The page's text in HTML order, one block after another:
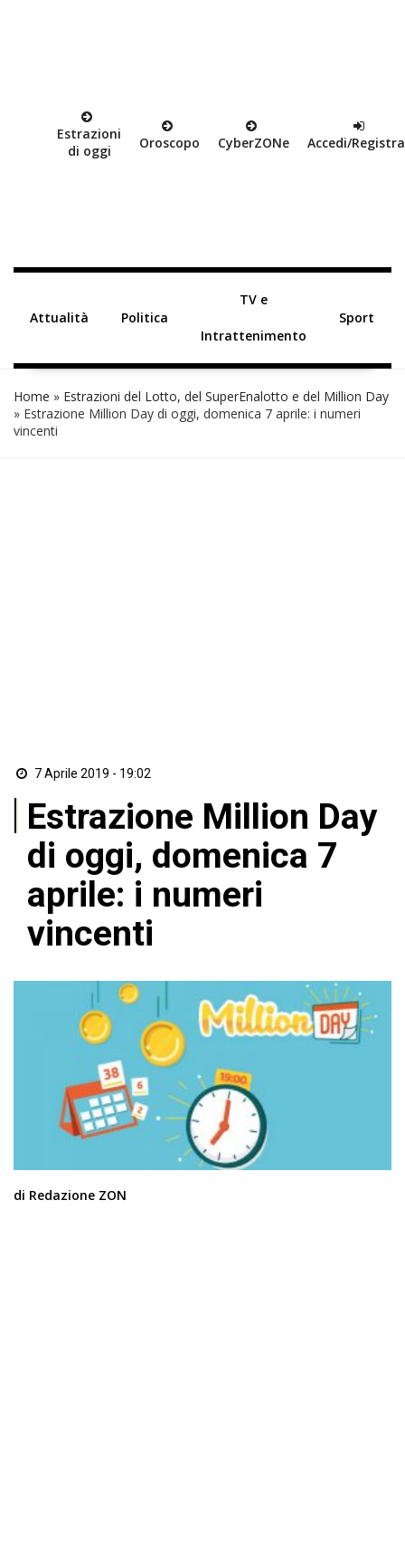
Estrazioni
di oggi
Oroscopo CyberZONe Accedi/
Attualità Politica
TV e
Intrattenimento
Sport
Home » Estrazioni del Lotto, del SuperEnalotto e del Million Day
» Estrazione Million Day di oggi, domenica 7 aprile: i numeri
vincenti
7 Aprile 2019 - 19:02
Estrazione Million Day
di oggi, domenica 7
aprile: i numeri
vincenti
di Redazione ZON